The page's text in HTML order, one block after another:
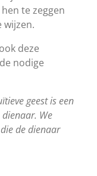
te zeggen
wijzen.
deze
nodige
geest is een
dienaar. We
de dienaar